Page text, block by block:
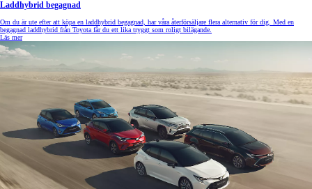
Laddhybrid begagnad
Om du är ute efter att köpa en laddhybrid begagnad, har våra återförsäljare flera alternativ för dig. Med en
begagnad laddhybrid från Toyota får du ett lika tryggt som roligt bilägande.
Läs mer